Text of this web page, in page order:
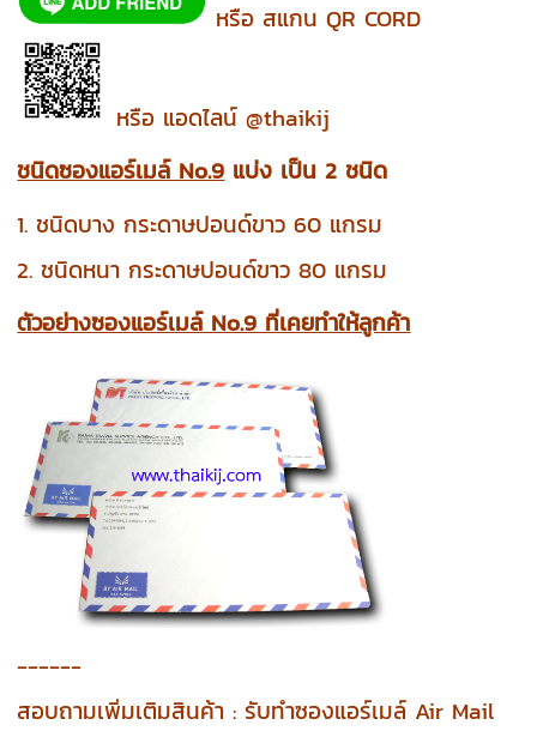
หรือ สแกน QR CORD
หรือ แอดไลน์ @thaikij
ชนิดซองแอร์เมล์ No.9 แบ่ง เป็น 2 ชนิด
1. ชนิดบาง กระดาษปอนด์ขาว 60 แกรม
2. ชนิดหนา กระดาษปอนด์ขาว 80 แกรม
ตัวอย่างซองแอร์เมล์ No.9 ที่เคยทำให้ลูกค้า
------
สอบถามเพิ่มเติมสินค้า : รับทำซองแอร์เมล์ Air Mail